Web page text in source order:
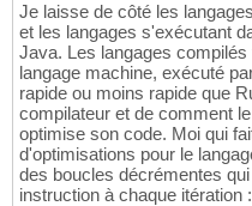
Je laisse de côté les
et les langages s'exécutant
Java. Les langages
langage machine, exécuté
rapide ou moins rapide que
compilateur et de comment
optimise son code. Moi qui
d'optimisations pour le
des boucles décrémentes
instruction à chaque itération